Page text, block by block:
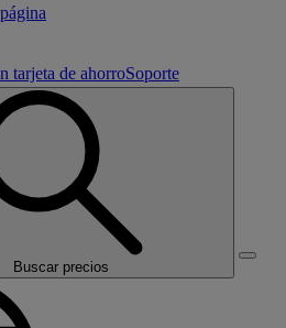
tarjeta de ahorroSoporte
Buscar precios